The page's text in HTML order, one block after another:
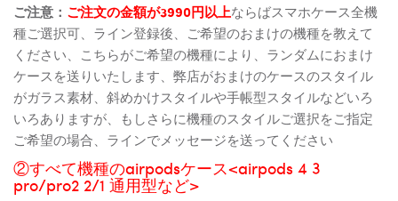
ご注意： ご注文の金額が3990円以上ならばスマホケース全機
種ご選択可、ライン登録後、ご希望のおまけの機種を教えて
ください、こちらがご希望の機種により、ランダムにおまけ
ケースを送りいたします、弊店がおまけのケースのスタイル
がガラス素材、斜めかけスタイルや手帳型スタイルなどいろ
いろありますが、もしさらに機種のスタイルご選択をご指定
ご希望の場合、ラインでメッセージを送ってください
②すべて機種のairpodsケース<airpods 4 3
pro/pro2 2/1 通用型など>